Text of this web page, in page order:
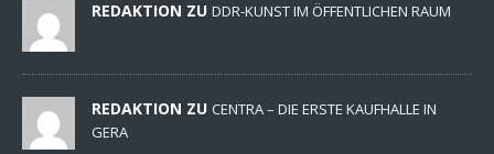
REDAKTION ZU DDR-KUNST IM ÖFFENTLICHEN RAUM
REDAKTION ZU CENTRA – DIE ERSTE KAUFHALLE IN
GERA